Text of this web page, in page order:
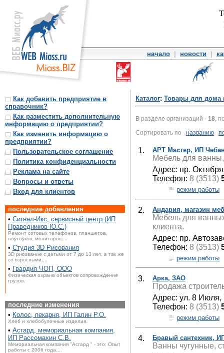
начало новости
Как добавить предприятие в
справочник?
Как разместить дополнительную
информацию о предприятии?
Как изменить информацию о
предприятии?
Пользовательское соглашение
Политика конфиденциальности
Реклама на сайте
Вопросы и ответы
Вход для клиентов
последние добавления
• Сигнал-Икс, сервисный центр (ИП
Праведников Ю.С.)
Ремонт сотовых телефонов, планшетов,
ноутбуков, мониторов,...
• Студия 3D Рисования
3D рисование с детьми от 7 до 13 лет, а так же
со взрослыми,...
• Гвардия ЧОП, ООО
Физическая охрана объектов сопровождение
грузов.
последние изменения
• Колос, пекарня, ИП Галин Р.О.
Хлеб и хлебобулочные изделия.
• Асгард, мемориальная компания,
ИП Рассомахин С.В.
Мемориальная компания "Асгард " - это: Опыт
работы с 2006 года....
Каталог: Товары для дома
В разделе организаций - 18 ,
Сортировать по названию
1. АРТ Мастер, ИП
Мебель для
Адрес: пр.
Телефон: 8 (3513)
режим работы
2. Андария, магазин
Мебель для
клиента.
Адрес: пр.
Телефон: 8 (3513)
режим работы
3. Арка, ЗАО
Продажа
Адрес: ул. 8 Июля,
Телефон: 8 (3513)
режим работы
4. Бравый сантехник,
Ванны чугунные,